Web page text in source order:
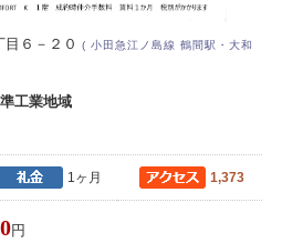
目６－２０( 小田急江ノ島線 鶴間駅・大和
準工業地域
1ヶ月 1,373
円